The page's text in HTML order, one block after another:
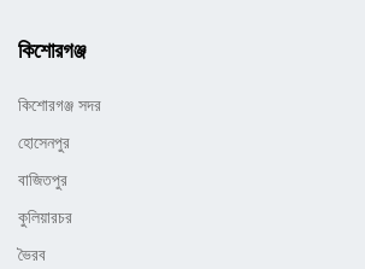
কিশোরগঞ্জ
কিশোরগঞ্জ সদর
হোসেনপুর
বাজিতপুর
কুলিয়ারচর
ভৈরব